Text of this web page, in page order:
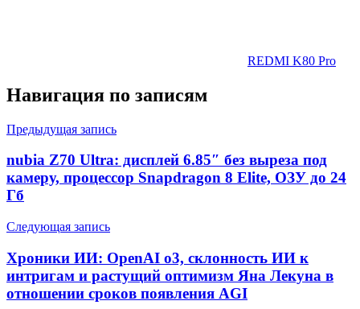
REDMI K80 Pro
Навигация по записям
Предыдущая запись
nubia Z70 Ultra: дисплей 6.85″ без выреза под
камеру, процессор Snapdragon 8 Elite, ОЗУ до 24
Гб
Следующая запись
Хроники ИИ: OpenAI o3, склонность ИИ к
интригам и растущий оптимизм Яна Лекуна в
отношении сроков появления AGI